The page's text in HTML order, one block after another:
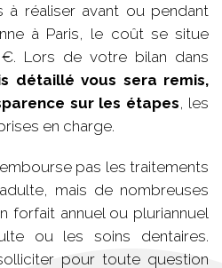
à réaliser avant ou pendant
à Paris, le coût se situe
Lors de votre bilan dans
détaillé vous sera remis,
sur les étapes, les
en charge.
pas les traitements
mais de nombreuses
forfait annuel ou pluriannuel
ou les soins dentaires.
pour toute question